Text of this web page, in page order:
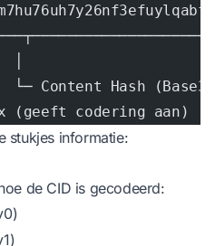
└─ Content Hash
(geeft codering aan)
stukjes informatie:
de CID is gecodeerd: